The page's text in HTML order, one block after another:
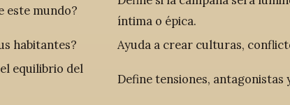
este mundo?
íntima o épica.
habitantes?
Ayuda a crear culturas,
equilibrio del
Define tensiones, antagonistas